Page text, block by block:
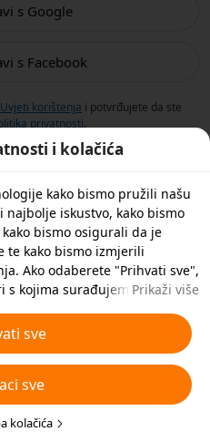
s Google
s Facebook
Uvjeti korištenja i potvrđujete da ste
privatnosti.
i kolačića
kako bismo pružili našu
iskustvo, kako bismo
bismo osigurali da je
te kako bismo izmjerili
Ako odaberete "Prihvati sve",
s kojima surađujemo
sve' nebitne kolačiće ili
prihvatiti ili onemogućiti
ili u bilo kojem trenutku u
više pojedinosti pogledajte
tehnologijama.
Prikaži više
sve
sve
kolačića